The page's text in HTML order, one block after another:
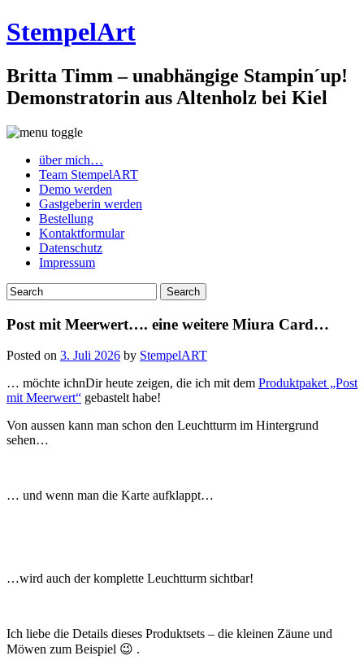
StempelArt
Britta Timm – unabhängige Stampin´up!
Demonstratorin aus Altenholz bei Kiel
über mich…
Team StempelART
Demo werden
Gastgeberin werden
Bestellung
Kontaktformular
Datenschutz
Impressum
Post mit Meerwert…. eine weitere Miura Card…
Posted on 3. Juli 2026 by StempelART
… möchte ichnDir heute zeigen, die ich mit dem Produktpaket „Post
mit Meerwert“ gebastelt habe!
Von aussen kann man schon den Leuchtturm im Hintergrund
sehen…
… und wenn man die Karte aufklappt…
…wird auch der komplette Leuchtturm sichtbar!
Ich liebe die Details dieses Produktsets – die kleinen Zäune und
Möwen zum Beispiel 😉 .